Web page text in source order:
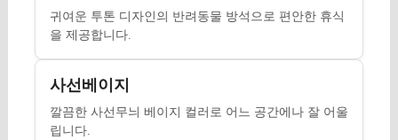
귀여운 투톤 디자인의 반려동물 방석으로 편안한 휴식
을 제공합니다.
사선베이지
깔끔한 사선무늬 베이지 컬러로 어느 공간에나 잘 어울
립니다.